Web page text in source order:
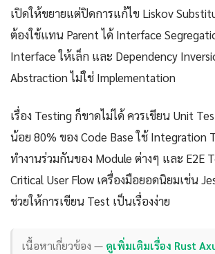
เปิดให้ขยายแต่ปิดการแก้ไข Liskov
ต้องใช้แทน Parent ได้ Interface
Interface ให้เล็ก และ Dependency
Abstraction ไม่ใช่ Implementation
เรื่อง Testing ก็ขาดไม่ได้ ควรเขียน Unit
น้อย 80% ของ Code Base ใช้ Integration
ทำงานร่วมกันของ Module ต่างๆ และ E2E
Critical User Flow เครื่องมือยอดนิยมเช่น
ช่วยให้การเขียน Test เป็นเรื่องง่าย
เนื้อหาเกี่ยวข้อง — ดูเพิ่มเติมเรื่อง Rust